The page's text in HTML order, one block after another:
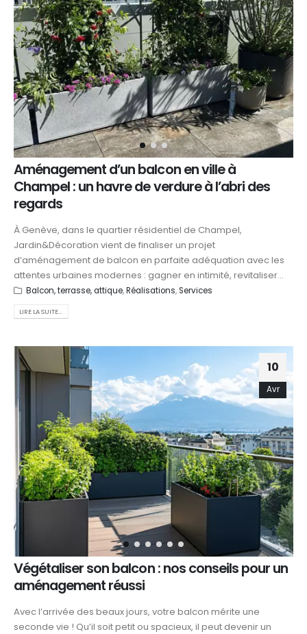
Aménagement d’un balcon en ville à
Champel : un havre de verdure à l’abri des
regards
À Genève, dans le quartier résidentiel de Champel,
Jardin&Décoration vient de finaliser un projet
d’aménagement de balcon en parfaite adéquation avec les
attentes urbaines modernes : gagner en intimité, revitaliser...
Balcon, terrasse, attique,Réalisations,Services
LIRE LA SUITE...
10
Avr
Végétaliser son balcon : nos conseils pour un
aménagement réussi
Avec l’arrivée des beaux jours, votre balcon mérite une
seconde vie ! Qu’il soit petit ou spacieux, il peut devenir un